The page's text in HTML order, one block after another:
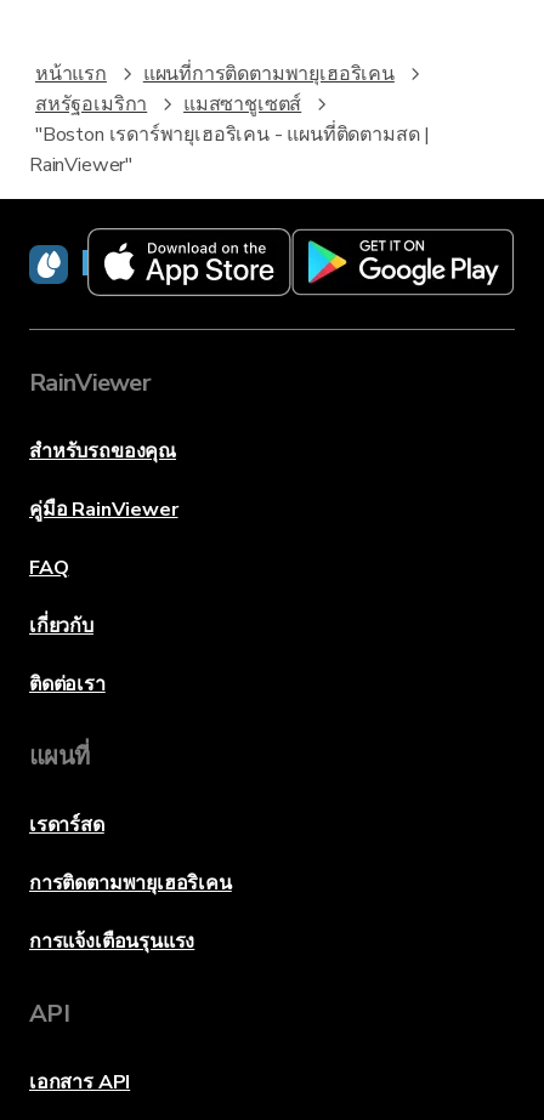
หน้าแรก
แผนที่การติดตามพายุเฮอริเคน
สหรัฐอเมริกา
แมสซาชูเซตส์
"Boston เรดาร์พายุเฮอริเคน - แผนที่ติดตามสด |
RainViewer"
RainViewer
RainViewer
สำหรับรถของคุณ
คู่มือ RainViewer
FAQ
เกี่ยวกับ
ติดต่อเรา
แผนที่
เรดาร์สด
การติดตามพายุเฮอริเคน
การแจ้งเตือนรุนแรง
API
เอกสาร API